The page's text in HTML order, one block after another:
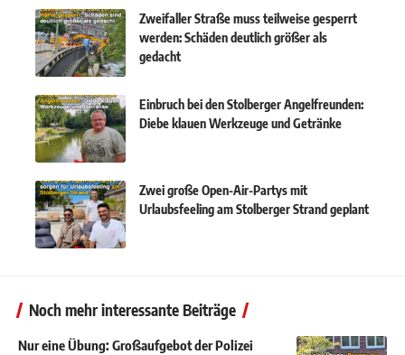
Zweifaller Straße muss teilweise gesperrt
werden: Schäden deutlich größer als
gedacht
Einbruch bei den Stolberger Angelfreunden:
Diebe klauen Werkzeuge und Getränke
Zwei große Open-Air-Partys mit
Urlaubsfeeling am Stolberger Strand geplant
Noch mehr interessante Beiträge
Nur eine Übung: Großaufgebot der Polizei